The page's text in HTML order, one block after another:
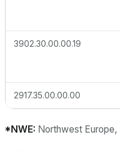
3902.30.00.00.19
2917.35.00.00.00
*NWE: Northwest Europe,